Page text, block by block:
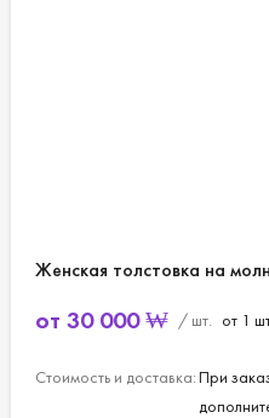
Женская толстовка на
от 30 000 ₩ / шт. от 1
Стоимость и доставка:При